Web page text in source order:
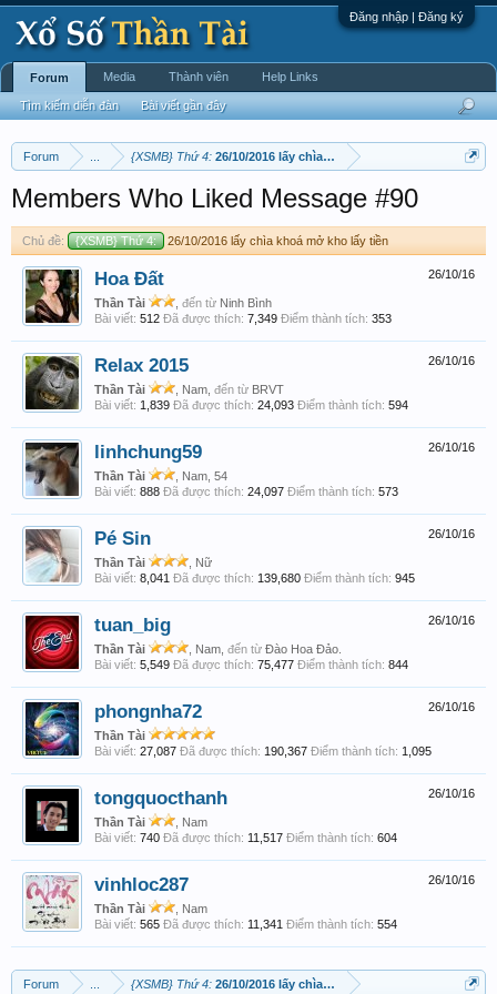
Đăng nhập | Đăng ký
Forum {XSMB} Thứ 4: 26/10/2016 lấy chìa khoá mở kho lấy tiền
Members Who Liked Message #90
Chủ đề: {XSMB} Thứ 4: 26/10/2016 lấy chìa khoá mở kho lấy tiền
26/10/16
Hoa Đất
Thần Tài đến từ Ninh Bình
Bài viết: 512 Đã được thích: 7,349 Điểm thành tích: 353
26/10/16
Relax 2015
Thần Tài , Nam, đến từ BRVT
Bài viết: 1,839 Đã được thích: 24,093 Điểm thành tích: 594
26/10/16
linhchung59
Thần Tài
, Nam, 54
Bài viết: 888 Đã được thích: 24,097 Điểm thành tích: 573
26/10/16
Pé Sin
Thần Tài
, Nữ
Bài viết: 8,041 Đã được thích: 139,680 Điểm thành tích: 945
26/10/16
tuan_big
Thần Tài , Nam, đến từ Đào Hoa Đảo.
Bài viết: 5,549 Đã được thích: 75,477 Điểm thành tích: 844
26/10/16
phongnha72
Thần Tài
Bài viết: 27,087 Đã được thích: 190,367 Điểm thành tích: 1,095
26/10/16
tongquocthanh
Thần Tài
, Nam
Bài viết: 740 Đã được thích: 11,517 Điểm thành tích: 604
26/10/16
vinhloc287
Thần Tài
, Nam
Bài viết: 565 Đã được thích: 11,341 Điểm thành tích: 554
Forum {XSMB} Thứ 4: 26/10/2016 lấy chìa khoá mở kho lấy tiền
Forum
Tìm kiếm diễn đàn Bài viết gần đây
Media Thành viên Help Links